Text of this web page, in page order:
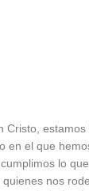
Cristo,
en el que
lo
nos